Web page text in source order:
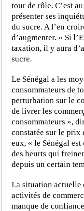
tour de rôle. C’est
présenter ses
du sucre. A l’en
d’augmenter. « Si
taxation, il y aura
sucre.
Le Sénégal a les
consommateurs de
perturbation sur le
de livrer les
consommateurs »,
constatée sur le prix
eux, « le Sénégal
des heurts qui
depuis un certain
La situation actuelle
activités de
manque de